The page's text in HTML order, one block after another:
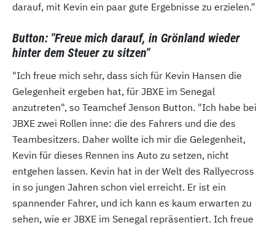
darauf, mit Kevin ein paar gute Ergebnisse zu erzielen."
Button: "Freue mich darauf, in Grönland wieder
hinter dem Steuer zu sitzen"
"Ich freue mich sehr, dass sich für Kevin Hansen die
Gelegenheit ergeben hat, für JBXE im Senegal
anzutreten", so Teamchef Jenson Button. "Ich habe bei
JBXE zwei Rollen inne: die des Fahrers und die des
Teambesitzers. Daher wollte ich mir die Gelegenheit,
Kevin für dieses Rennen ins Auto zu setzen, nicht
entgehen lassen. Kevin hat in der Welt des Rallyecross
in so jungen Jahren schon viel erreicht. Er ist ein
spannender Fahrer, und ich kann es kaum erwarten zu
sehen, wie er JBXE im Senegal repräsentiert. Ich freue